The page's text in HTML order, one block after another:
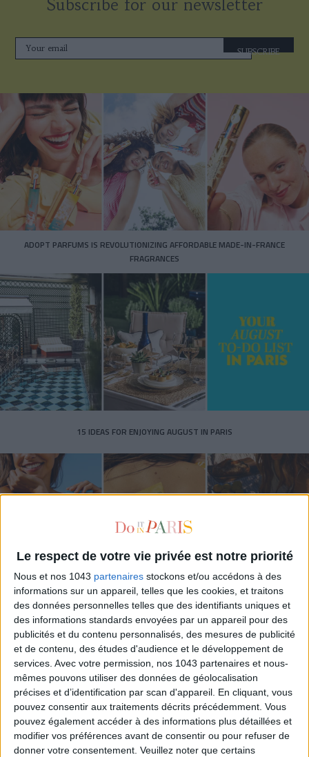
Le respect de votre vie privée est notre priorité
Nous et nos 1043 partenaires stockons et/ou accédons à des
informations sur un appareil, telles que les cookies, et traitons
des données personnelles telles que des identifiants uniques et
des informations standards envoyées par un appareil pour des
publicités et du contenu personnalisés, des mesures de publicité
et de contenu, des études d'audience et le développement de
services. Avec votre permission, nos 1043 partenaires et nous-
mêmes pouvons utiliser des données de géolocalisation
précises et d’identification par scan d'appareil. En cliquant, vous
pouvez consentir aux traitements décrits précédemment. Vous
pouvez également accéder à des informations plus détaillées et
modifier vos préférences avant de consentir ou pour refuser de
donner votre consentement. Veuillez noter que certains
Subscribe for our newsletter
SUBSCRIBE
ADOPT PARFUMS IS REVOLUTIONIZING AFFORDABLE MADE-IN-FRANCE
FRAGRANCES
15 IDEAS FOR ENJOYING AUGUST IN PARIS
SPF 50 SUNSCREENS YOU'LL ACTUALLY WANT TO SLATHER ON